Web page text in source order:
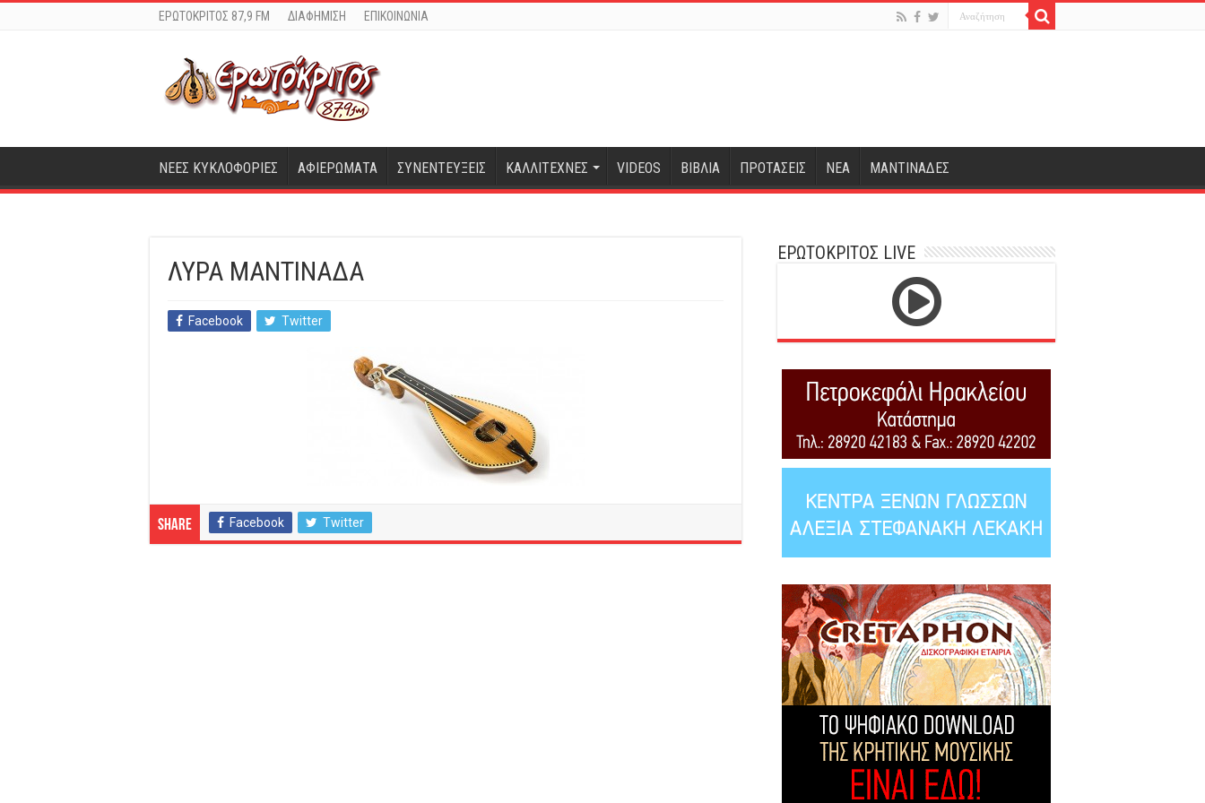
ΕΡΩΤΟΚΡΙΤΟΣ 87,9 FM ΔΙΑΦΗΜΙΣΗ ΕΠΙΚΟΙΝΩΝΙΑ
ΝΕΕΣ ΚΥΚΛΟΦΟΡΙΕΣ ΑΦΙΕΡΩΜΑΤΑ ΣΥΝΕΝΤΕΥΞΕΙΣ ΚΑΛΛΙΤΕΧΝΕΣ VIDEOS ΒΙΒΛΙΑ ΠΡΟΤΑΣΕΙΣ ΝΕΑ ΜΑΝΤΙΝΑΔΕΣ
ΛΥΡΑ ΜΑΝΤΙΝΑΔΑ
Facebook Twitter
Share Facebook Twitter
ΕΡΩΤΟΚΡΙΤΟΣ LIVE